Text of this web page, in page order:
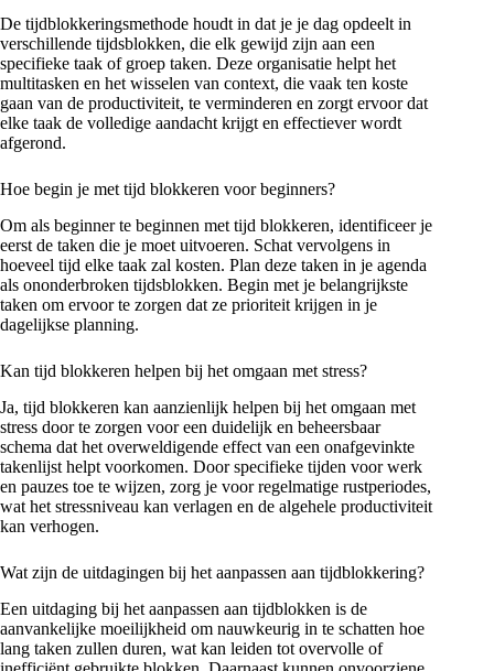
De tijdblokkeringsmethode houdt in dat je je dag opdeelt in
verschillende tijdsblokken, die elk gewijd zijn aan een
specifieke taak of groep taken. Deze organisatie helpt het
multitasken en het wisselen van context, die vaak ten koste
gaan van de productiviteit, te verminderen en zorgt ervoor dat
elke taak de volledige aandacht krijgt en effectiever wordt
afgerond.
Hoe begin je met tijd blokkeren voor beginners?
Om als beginner te beginnen met tijd blokkeren, identificeer je
eerst de taken die je moet uitvoeren. Schat vervolgens in
hoeveel tijd elke taak zal kosten. Plan deze taken in je agenda
als ononderbroken tijdsblokken. Begin met je belangrijkste
taken om ervoor te zorgen dat ze prioriteit krijgen in je
dagelijkse planning.
Kan tijd blokkeren helpen bij het omgaan met stress?
Ja, tijd blokkeren kan aanzienlijk helpen bij het omgaan met
stress door te zorgen voor een duidelijk en beheersbaar
schema dat het overweldigende effect van een onafgevinkte
takenlijst helpt voorkomen. Door specifieke tijden voor werk
en pauzes toe te wijzen, zorg je voor regelmatige rustperiodes,
wat het stressniveau kan verlagen en de algehele productiviteit
kan verhogen.
Wat zijn de uitdagingen bij het aanpassen aan tijdblokkering?
Een uitdaging bij het aanpassen aan tijdblokken is de
aanvankelijke moeilijkheid om nauwkeurig in te schatten hoe
lang taken zullen duren, wat kan leiden tot overvolle of